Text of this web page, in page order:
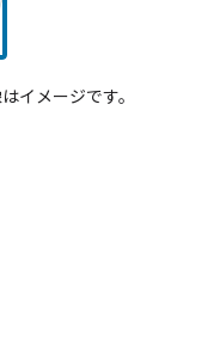
イメージです。